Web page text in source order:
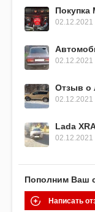
Покупка
02.12.2021
02.12.2021
Отзыв о
02.12.2021
Lada
02.12.2021
Пополним Ваш
Написать